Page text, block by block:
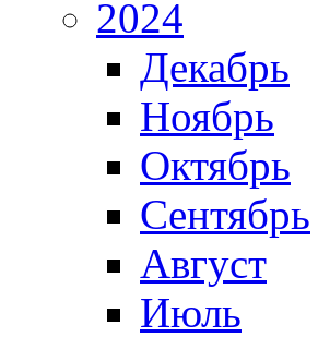
2024
Декабрь
Ноябрь
Октябрь
Сентябрь
Август
Июль